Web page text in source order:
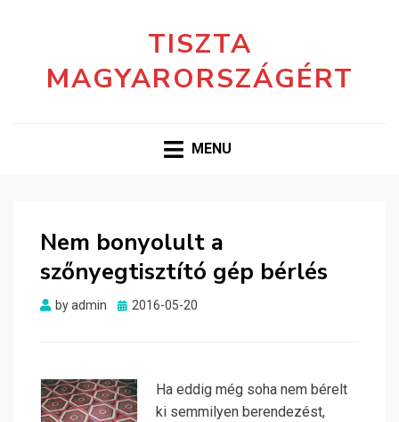
TISZTA
MAGYARORSZÁGÉRT
MENU
Nem bonyolult a
szőnyegtisztító gép bérlés
byadmin
Posted
2016-05-20
Ha eddig még soha nem bérelt
ki semmilyen berendezést,